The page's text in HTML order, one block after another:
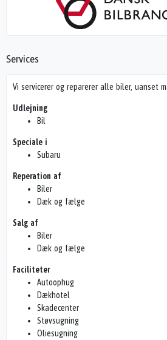
Services
Vi servicerer og reparerer alle biler, uanset
Udlejning
Bil
Speciale i
Subaru
Reperation af
Biler
Dæk og fælge
Salg af
Biler
Dæk og fælge
Faciliteter
Autoophug
Dækhotel
Skadecenter
Støvsugning
Oliesugning